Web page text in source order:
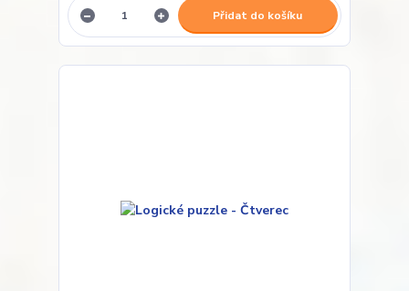
Přidat do košíku